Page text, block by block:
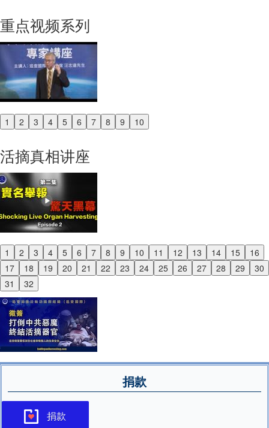
重点视频系列
1 2 3 4 5 6 7 8 9 10
Previous
活摘真相讲座
1 2 3 4 5 6 7 8 9 10 11 12 13 14 15
16
17
18 19 20 21 22 23 24 25 26 27 28 29
30
31
32
Previous
Next
捐款
捐款